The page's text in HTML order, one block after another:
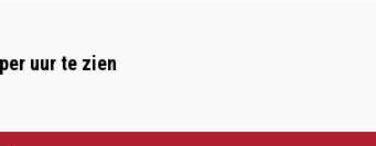
KIND KAN DOEN
uur te zien